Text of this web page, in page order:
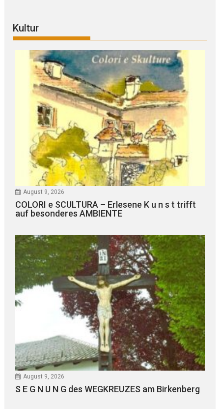
Kultur
August 9, 2026
COLORI e SCULTURA – Erlesene K u n s t trifft
auf besonderes AMBIENTE
August 9, 2026
S E G N U N G des WEGKREUZES am Birkenberg